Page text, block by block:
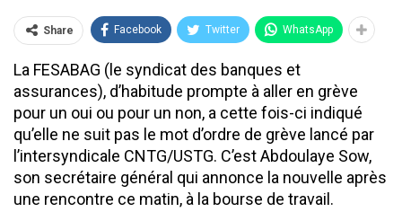
Share Facebook Twitter WhatsApp
La FESABAG (le syndicat des banques et
assurances), d’habitude prompte à aller en grève
pour un oui ou pour un non, a cette fois-ci indiqué
qu’elle ne suit pas le mot d’ordre de grève lancé par
l’intersyndicale CNTG/USTG. C’est Abdoulaye Sow,
son secrétaire général qui annonce la nouvelle après
une rencontre ce matin, à la bourse de travail.